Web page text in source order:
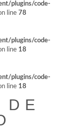
plugins/code-
line 78
plugins/code-
line 18
plugins/code-
line 18
DE